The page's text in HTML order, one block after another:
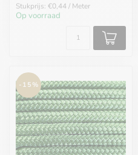
Stukprijs: €0,44 / Meter
Op voorraad
-15%